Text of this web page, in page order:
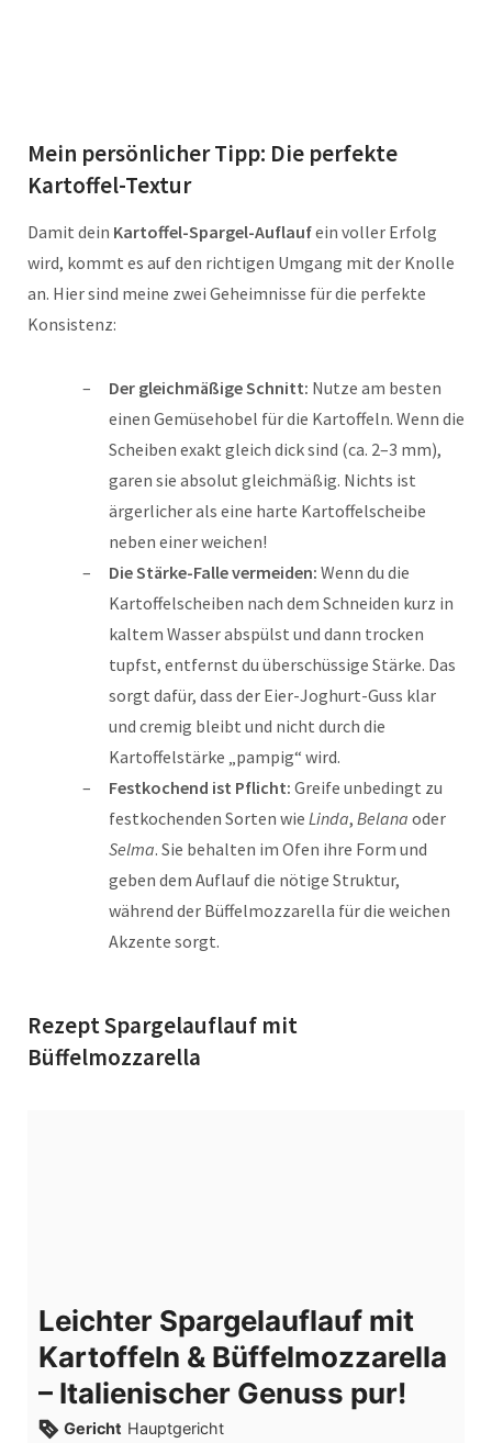
Mein persönlicher Tipp: Die perfekte
Kartoffel-Textur
Damit dein Kartoffel-Spargel-Auflaufein voller Erfolg
wird, kommt es auf den richtigen Umgang mit der Knolle
an. Hier sind meine zwei Geheimnisse für die perfekte
Konsistenz:
Der gleichmäßige Schnitt: Nutze am besten
einen Gemüsehobel für die Kartoffeln. Wenn die
Scheiben exakt gleich dick sind (ca. 2–3 mm),
garen sie absolut gleichmäßig. Nichts ist
ärgerlicher als eine harte Kartoffelscheibe
neben einer weichen!
Die Stärke-Falle vermeiden: Wenn du die
Kartoffelscheiben nach dem Schneiden kurz in
kaltem Wasser abspülst und dann trocken
tupfst, entfernst du überschüssige Stärke. Das
sorgt dafür, dass der Eier-Joghurt-Guss klar
und cremig bleibt und nicht durch die
Kartoffelstärke „pampig“ wird.
Festkochend ist Pflicht: Greife unbedingt zu
festkochenden Sorten wie Linda, Belana oder
Selma. Sie behalten im Ofen ihre Form und
geben dem Auflauf die nötige Struktur,
während der Büffelmozzarella für die weichen
Akzente sorgt.
Rezept Spargelauflauf mit
Büffelmozzarella
Leichter Spargelauflauf mit
Kartoffeln & Büffelmozzarella
– Italienischer Genuss pur!
Gericht Hauptgericht